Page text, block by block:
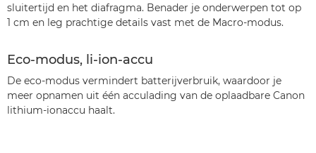
sluitertijd en het diafragma. Benader je onderwerpen tot op
1 cm en leg prachtige details vast met de Macro-modus.
Eco-modus, li-ion-accu
De eco-modus vermindert batterijverbruik, waardoor je
meer opnamen uit één acculading van de oplaadbare Canon
lithium-ionaccu haalt.